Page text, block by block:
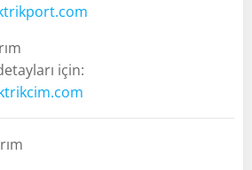
için: